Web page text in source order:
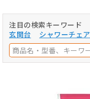
注目の検索キーワード
玄関台
シャワーチェア